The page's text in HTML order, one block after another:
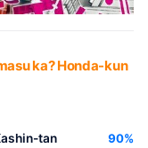
ka? Honda-kun
tan 90%